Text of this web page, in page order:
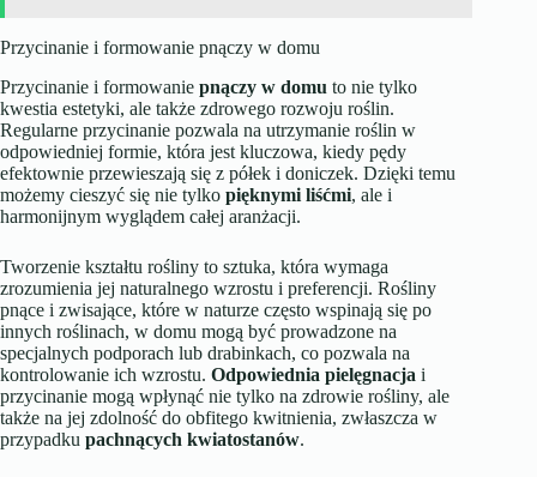
Przycinanie i formowanie pnączy w domu
Przycinanie i formowanie pnączy w domu to nie tylko
kwestia estetyki, ale także zdrowego rozwoju roślin.
Regularne przycinanie pozwala na utrzymanie roślin w
odpowiedniej formie, która jest kluczowa, kiedy pędy
efektownie przewieszają się z półek i doniczek. Dzięki temu
możemy cieszyć się nie tylko pięknymi liśćmi, ale i
harmonijnym wyglądem całej aranżacji.
Tworzenie kształtu rośliny to sztuka, która wymaga
zrozumienia jej naturalnego wzrostu i preferencji. Rośliny
pnące i zwisające, które w naturze często wspinają się po
innych roślinach, w domu mogą być prowadzone na
specjalnych podporach lub drabinkach, co pozwala na
kontrolowanie ich wzrostu. Odpowiednia pielęgnacja i
przycinanie mogą wpłynąć nie tylko na zdrowie rośliny, ale
także na jej zdolność do obfitego kwitnienia, zwłaszcza w
przypadku pachnących kwiatostanów.